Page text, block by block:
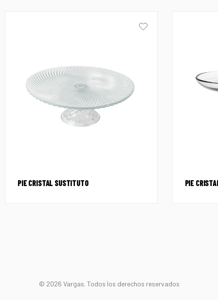
PIE CRISTAL SUSTITUTO PIE
© 2026 Vargas. Todos los derechos reservados